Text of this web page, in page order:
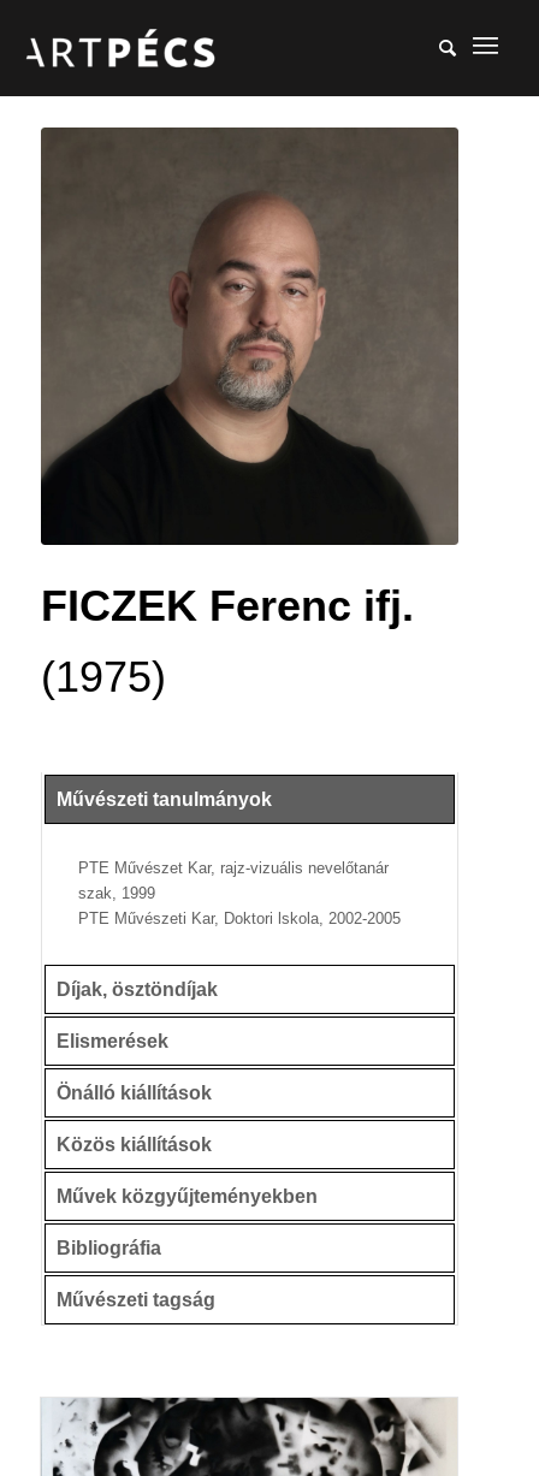
FICZEK Ferenc ifj.
(1975)
Művészeti tanulmányok
PTE Művészet Kar, rajz-vizuális nevelőtanár
szak, 1999
PTE Művészeti Kar, Doktori lskola, 2002-2005
Díjak, ösztöndíjak
Elismerések
Önálló kiállítások
Közös kiállítások
Művek közgyűjteményekben
Bibliográfia
Művészeti tagság